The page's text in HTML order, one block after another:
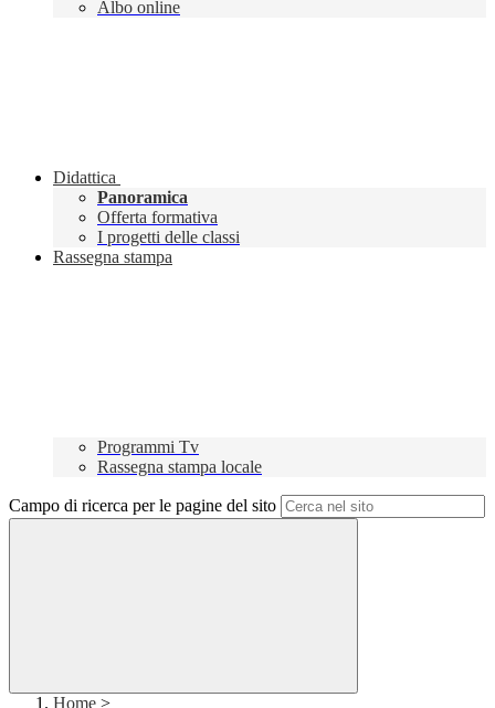
Albo online
Didattica
Panoramica
Offerta formativa
I progetti delle classi
Rassegna stampa
Programmi Tv
Rassegna stampa locale
Campo di ricerca per le pagine del sito
Home >